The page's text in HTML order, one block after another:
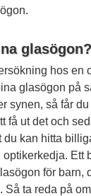
glasögon?
hos en
glasögon på
synen, så får
få ut det och
du kan hitta
Ett
för barn,
Så ta reda på